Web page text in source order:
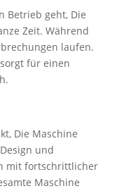
Betrieb geht, Die
Zeit. Während
laufen.
für einen
Die Maschine
und
mit fortschrittlicher
Maschine